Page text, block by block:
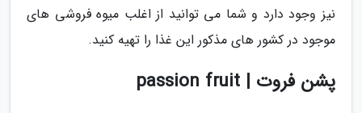
نیز وجود دارد و شما می توانید از اغلب میوه فروشی های
موجود در کشور های مذکور این غذا را تهیه کنید.
پشن فروت | passion fruit